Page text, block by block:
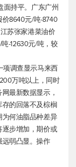
面持平。广东广州
8640元/吨-8740
苏张家港菜油价
-12630元/吨，较
项调查显示马来西
万吨以上，同时
最新数据显示，
的回落不及棕榈
何油脂品种差异
步增加，期价或
弱凸显。操作